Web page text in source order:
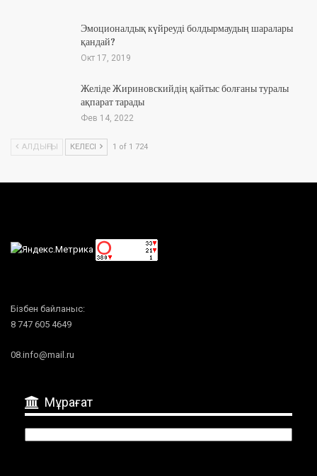
Эмоционалдық күйреуді болдырмаудың шаралары
қандай?
Окт 17, 2019
Желіде Жириновскийдің қайтыс болғаны туралы
ақпарат тарады
Фев 14, 2022
АЛДЫҢҒЫ КЕЛЕСІ 1 of 1 724
Бізбен байланыс:
8 747 605 4649
08.info@mail.ru
Мұрағат